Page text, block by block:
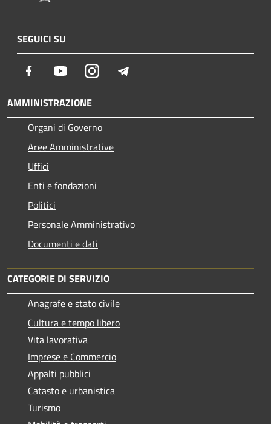
SEGUICI SU
Facebook YoutubeInstagram
AMMINISTRAZIONE
Organi di Governo
Aree Amministrative
Uffici
Enti e fondazioni
Politici
Personale Amministrativo
Documenti e dati
CATEGORIE DI SERVIZIO
Anagrafe e stato civile
Cultura e tempo libero
Vita lavorativa
Imprese e Commercio
Appalti pubblici
Catasto e urbanistica
Turismo